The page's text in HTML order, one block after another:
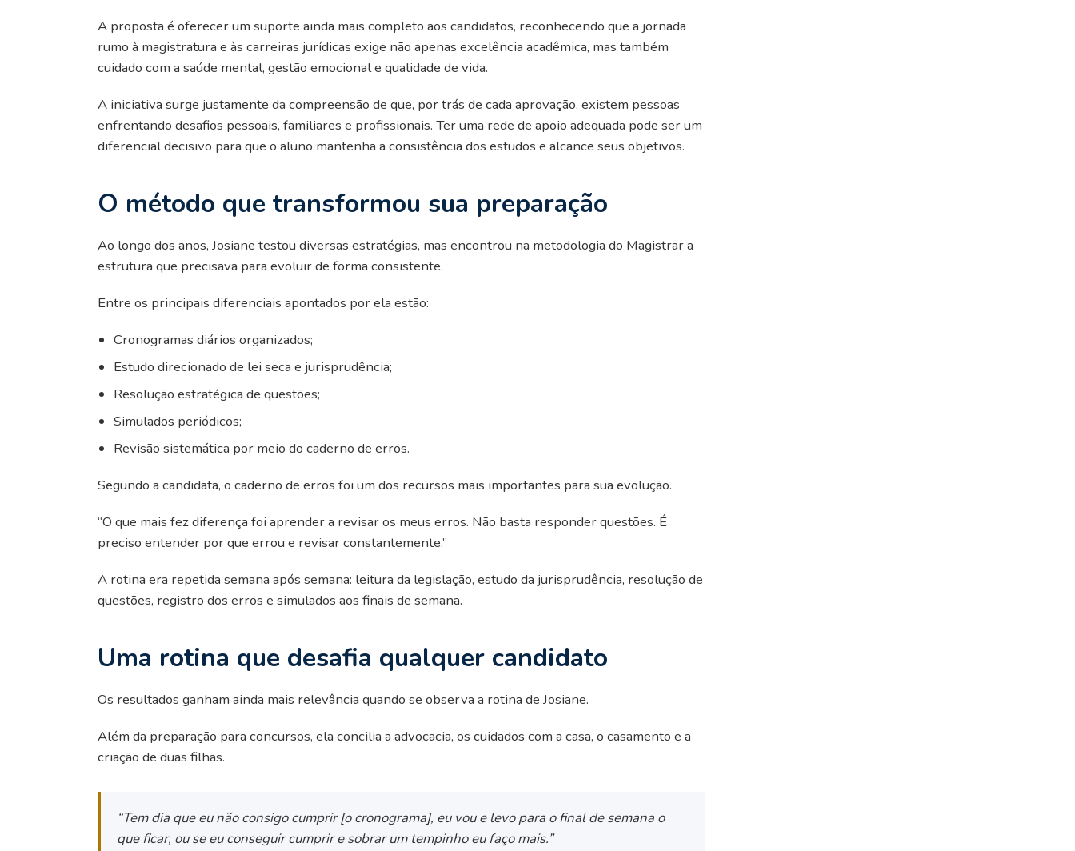
A proposta é oferecer um suporte ainda mais completo aos candidatos, reconhecendo que a jornada
rumo à magistratura e às carreiras jurídicas exige não apenas excelência acadêmica, mas também
cuidado com a saúde mental, gestão emocional e qualidade de vida.
A iniciativa surge justamente da compreensão de que, por trás de cada aprovação, existem pessoas
enfrentando desafios pessoais, familiares e profissionais. Ter uma rede de apoio adequada pode ser um
diferencial decisivo para que o aluno mantenha a consistência dos estudos e alcance seus objetivos.
O método que transformou sua preparação
Ao longo dos anos, Josiane testou diversas estratégias, mas encontrou na metodologia do Magistrar a
estrutura que precisava para evoluir de forma consistente.
Entre os principais diferenciais apontados por ela estão:
Cronogramas diários organizados;
Estudo direcionado de lei seca e jurisprudência;
Resolução estratégica de questões;
Simulados periódicos;
Revisão sistemática por meio do caderno de erros.
Segundo a candidata, o caderno de erros foi um dos recursos mais importantes para sua evolução.
“O que mais fez diferença foi aprender a revisar os meus erros. Não basta responder questões. É
preciso entender por que errou e revisar constantemente.”
A rotina era repetida semana após semana: leitura da legislação, estudo da jurisprudência, resolução de
questões, registro dos erros e simulados aos finais de semana.
Uma rotina que desafia qualquer candidato
Os resultados ganham ainda mais relevância quando se observa a rotina de Josiane.
Além da preparação para concursos, ela concilia a advocacia, os cuidados com a casa, o casamento e a
criação de duas filhas.
“Tem dia que eu não consigo cumprir [o cronograma], eu vou e levo para o final de semana o
que ficar, ou se eu conseguir cumprir e sobrar um tempinho eu faço mais.”